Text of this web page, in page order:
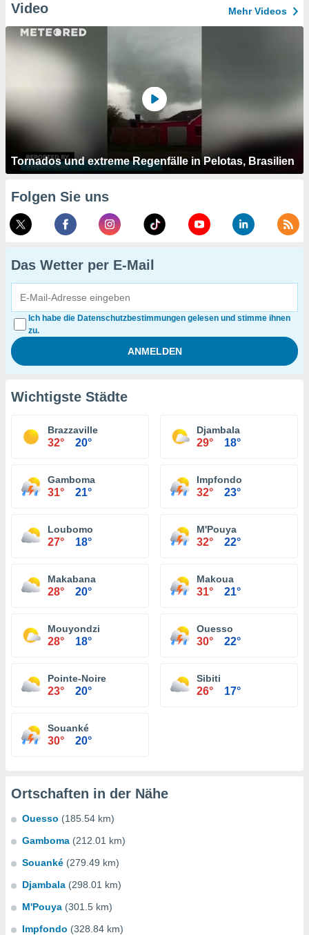
Video Mehr Videos
Tornados und extreme Regenfälle in Pelotas, Brasilien
Folgen Sie uns
Das Wetter per E-Mail
Ich habe die Datenschutzbestimmungen gelesen und stimme ihnen
zu.
Wichtigste Städte
Brazzaville
32° 20°
Djambala
29° 18°
Gamboma
31° 21°
Impfondo
32° 23°
Loubomo
27° 18°
M'Pouya
32° 22°
Makabana
28° 20°
Makoua
31° 21°
Mouyondzi
28° 18°
Ouesso
30° 22°
Pointe-Noire
23° 20°
Sibiti
26° 17°
Souanké
30° 20°
Ortschaften in der Nähe
Ouesso (185.54 km)
Gamboma (212.01 km)
Souanké (279.49 km)
Djambala (298.01 km)
M'Pouya (301.5 km)
Impfondo (328.84 km)